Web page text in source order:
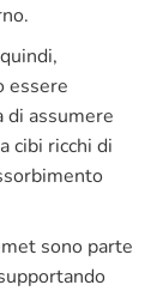
essere
di assumere
cibi ricchi di
sono parte